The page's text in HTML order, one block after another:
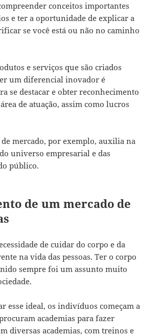
conceitos importantes
e ter a oportunidade de explicar a
se você está ou não no caminho
e serviços que são criados
um diferencial inovador é
se destacar e obter reconhecimento
de atuação, assim como lucros
de mercado, por exemplo, auxilia na
universo empresarial e das
público.
de um mercado de
de cuidar do corpo e da
na vida das pessoas. Ter o corpo
sempre foi um assunto muito
esse ideal, os indivíduos começam a
academias para fazer
diversas academias, com treinos e